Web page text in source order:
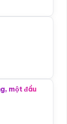
một đầu